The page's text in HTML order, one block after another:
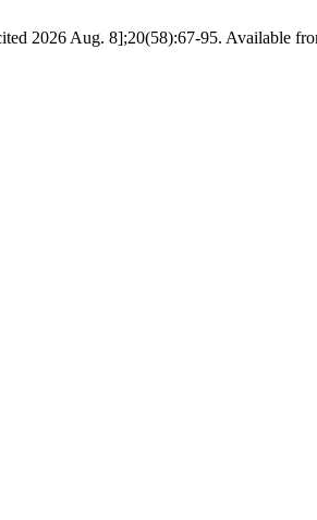
2026 Aug. 8];20(58):67-95. Available